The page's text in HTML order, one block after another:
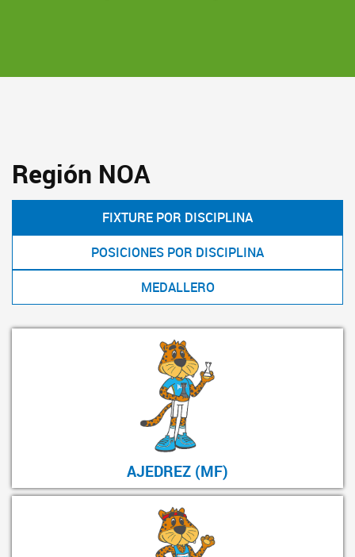
Región NOA
FIXTURE POR DISCIPLINA
POSICIONES POR DISCIPLINA
MEDALLERO
AJEDREZ (MF)